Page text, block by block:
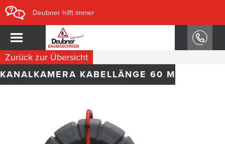
Deubner hilft immer
Zurück zur Übersicht
KANALKAMERA KABELLÄNGE 60 M